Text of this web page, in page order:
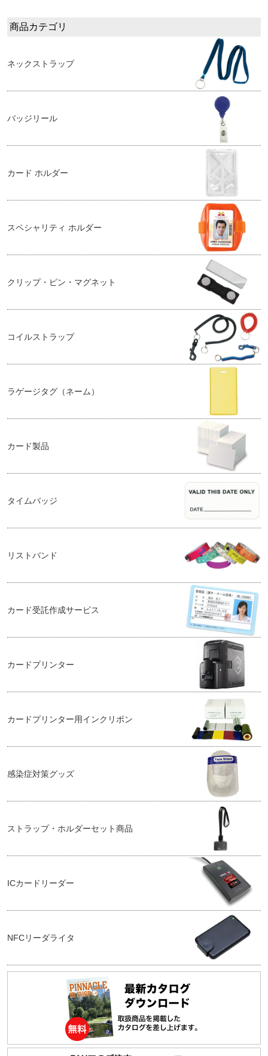
商品カテゴリ
ネックストラップ
バッジリール
カード ホルダー
スペシャリティ ホルダー
クリップ・ピン・マグネット
コイルストラップ
ラゲージタグ（ネーム）
カード製品
タイムバッジ
リストバンド
カード受託作成サービス
カードプリンター
カードプリンター用インクリボン
感染症対策グッズ
ストラップ・ホルダーセット商品
ICカードリーダー
NFCリーダライタ